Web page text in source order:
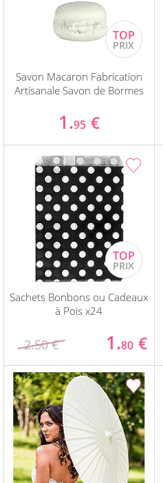
Savon Macaron Fabrication
Artisanale Savon de Bormes
1.95 €
Sachets Bonbons ou Cadeaux
à Pois x24
2.50 € 1.80 €